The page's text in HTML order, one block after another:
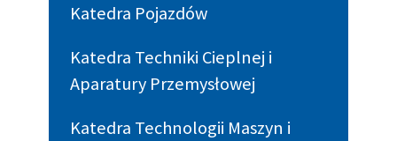
Katedra Pojazdów
Katedra Techniki Cieplnej i
Aparatury Przemysłowej
Katedra Technologii Maszyn i